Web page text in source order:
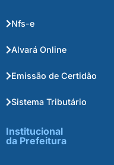
Nfs-e
Alvará Online
Emissão de Certidão
Sistema Tributário
Institucional
da Prefeitura